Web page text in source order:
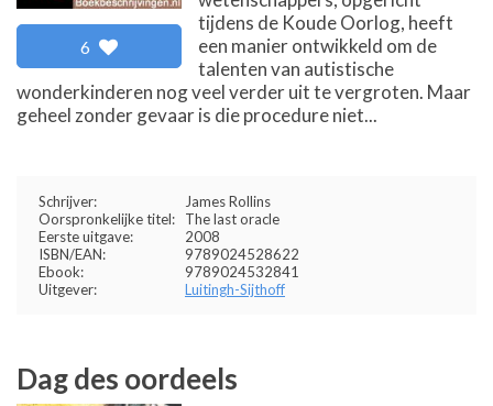
6
tijdens de Koude Oorlog, heeft
een manier ontwikkeld om de
talenten van autistische
wonderkinderen nog veel verder uit te vergroten. Maar
geheel zonder gevaar is die procedure niet...
Schrijver:
James Rollins
Oorspronkelijke titel:
The last oracle
Eerste uitgave:
2008
ISBN/EAN:
9789024528622
Ebook:
9789024532841
Uitgever:
Luitingh-Sijthoff
Dag des oordeels